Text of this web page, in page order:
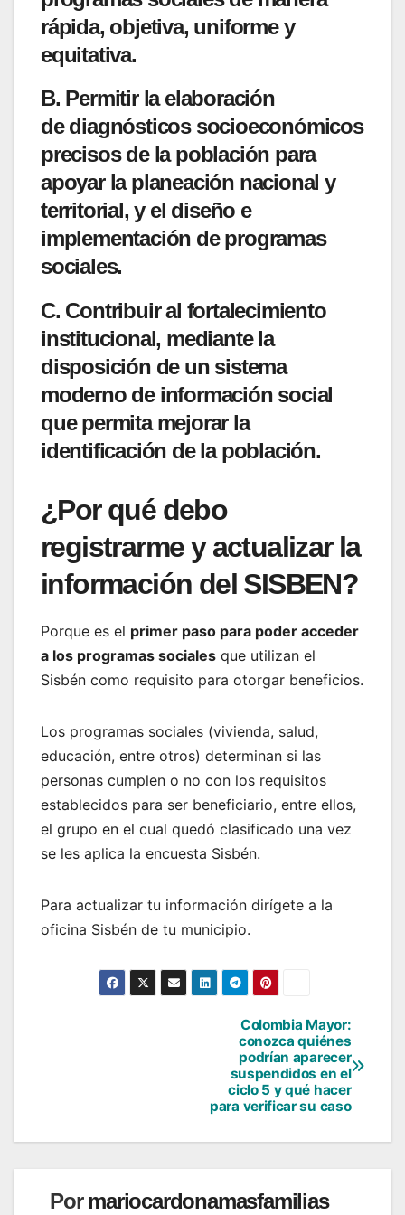
rápida, objetiva, uniforme y
equitativa.
B. Permitir la elaboración
dediagnósticos socioeconómicos
precisosde la población para
apoyar la planeación nacional y
territorial, y el diseño e
implementación de programas
sociales.
C. Contribuir al fortalecimiento
institucional, mediante la
disposición de un sistema
moderno de información social
que permita mejorar la
identificación de la población.
¿Por qué debo
registrarme y actualizar la
información del SISBEN?
Porque es el primer paso para poder acceder
a los programas sociales que utilizan el
Sisbén como requisito para otorgar beneficios.
Los programas sociales (vivienda, salud,
educación, entre otros) determinan si las
personas cumplen o no con los requisitos
establecidos para ser beneficiario, entre ellos,
el grupo en el cual quedó clasificado una vez
se les aplica la encuesta Sisbén.
Para actualizar tu información dirígete a la
oficina Sisbén de tu municipio.
Colombia Mayor:
conozca quiénes
podrían aparecer
suspendidos en el
ciclo 5 y qué hacer
para verificar su caso
Pormariocardonamasfamilias